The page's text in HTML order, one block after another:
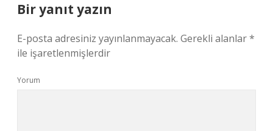
Bir yanıt yazın
E-posta adresiniz yayınlanmayacak. Gerekli alanlar*
ile işaretlenmişlerdir
Yorum